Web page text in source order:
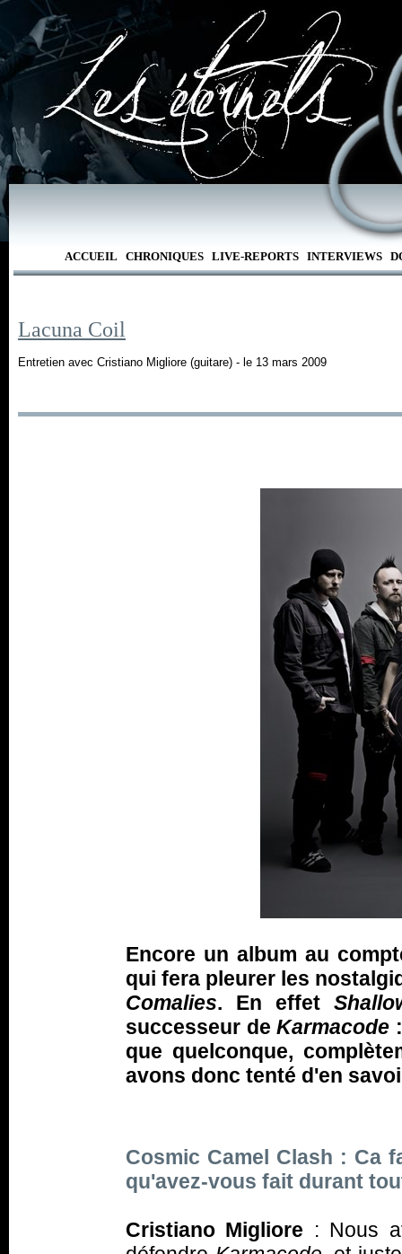
ACCUEIL CHRONIQUES LIVE-REPORTS INTERVIEWS
Lacuna Coil
Entretien avec Cristiano Migliore (guitare) - le 13 mars 2009
Encore un album au
qui fera pleurer les
Comalies. En effet
successeur deKarmacode
que quelconque,
avons donc tenté d'en
Cosmic Camel Clash : Ca
qu'avez-vous fait durant
Cristiano Migliore : Nous